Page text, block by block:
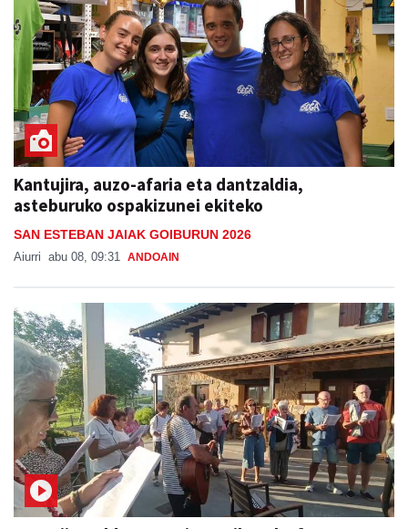
Kantujira, auzo-afaria eta dantzaldia,
asteburuko ospakizunei ekiteko
SAN ESTEBAN JAIAK GOIBURUN 2026
Aiurri abu 08, 09:31 ANDOAIN